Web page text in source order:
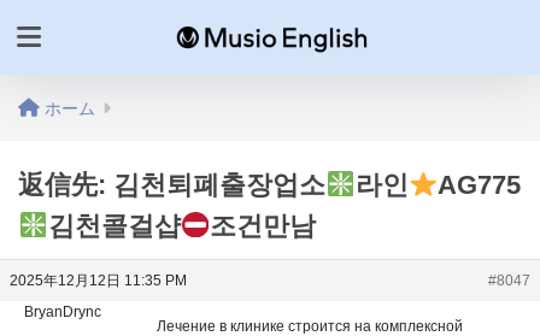
ホーム
返信先: 김천퇴폐출장업소 라인
AG775
김천콜걸샵
조건만남
2025年12月12日 11:35 PM
#8047
BryanDrync
Лечение в клинике строится на комплексной